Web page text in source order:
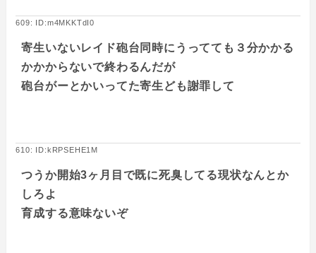
609: ID:m4MKKTdI0
寄生いないレイド砲台同時にうってても３分かかる
かかからないで終わるんだが
砲台がーとかいってた寄生ども謝罪して
610: ID:kRPSEHE1M
つうか開始3ヶ月目で既に死臭してる現状なんとか
しろよ
育成する意味ないぞ